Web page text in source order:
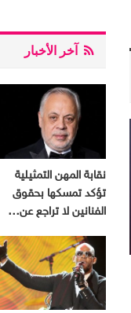
آخر الأخبار
نقابة المهن التمثيلية
تؤكد تمسكها بحقوق
الفنانين لا تراجع عن…